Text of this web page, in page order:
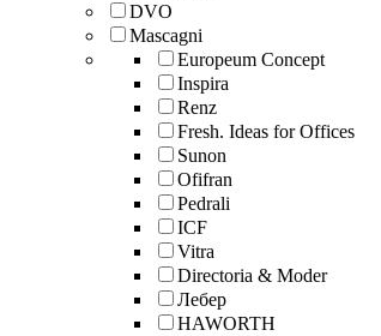
DVO
Mascagni
Europeum Concept
Inspira
Renz
Fresh. Ideas for Offices
Sunon
Ofifran
Pedrali
ICF
Vitra
Directoria & Moder
Лебер
HAWORTH